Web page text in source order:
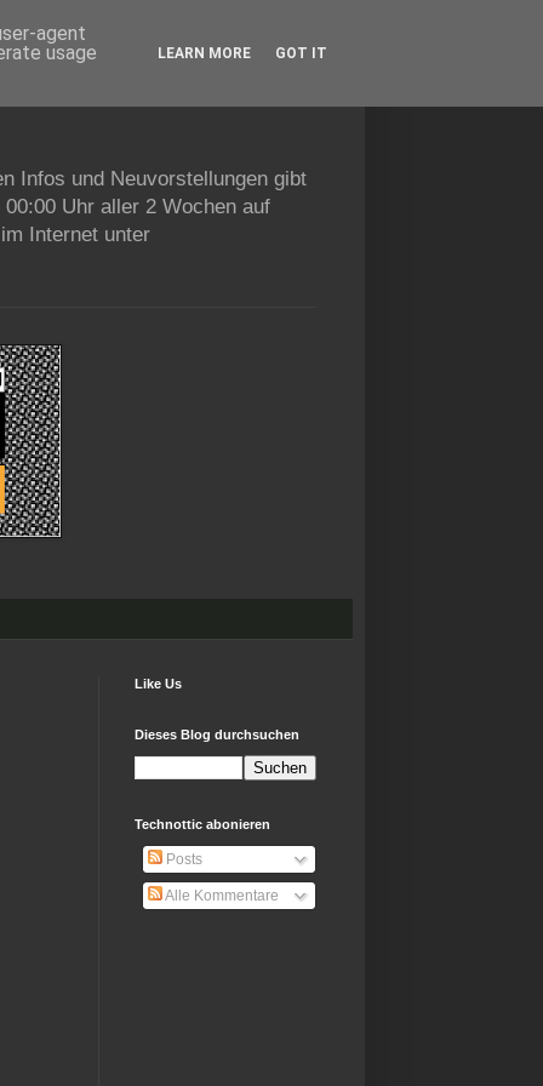
Infos und Neuvorstellungen gibt
Uhr aller 2 Wochen auf
Internet unter
Like Us
Dieses Blog durchsuchen
Technottic abonieren
Posts
Alle Kommentare
agent
usage
LEARN MORE GOT IT